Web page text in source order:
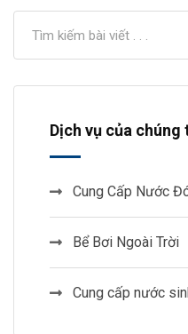
Dịch vụ của chúng
Cung Cấp Nước
Bể Bơi Ngoài Trời
Cung cấp nước